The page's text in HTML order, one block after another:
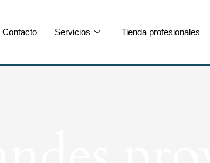
Contacto Servicios Tienda profesionales